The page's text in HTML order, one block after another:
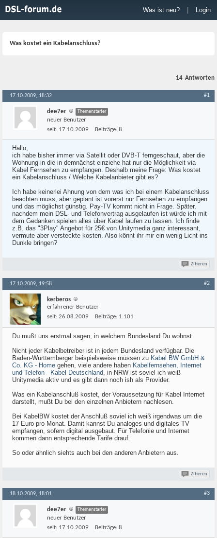
Was ist neu? Login
Was kostet ein Kabelanschluss?
14 Antworten
17.10.2009, 18:32 #1
dee7er Themenstarter
neuer Benutzer
seit: 17.10.2009 Beiträge: 8
Hallo,
ich habe bisher immer via Satellit oder DVB-T ferngeschaut, aber die
Wohnung in die in demnächst einziehe hat nur die Möglichkeit via
Kabel Fernsehen zu empfangen. Deshalb meine Frage: Was kostet
ein Kabelanschluss / Welche Kabelanbieter gibt es?
Ich habe keinerlei Ahnung von dem was ich bei einem Kabelanschluss
beachten muss, aber geplant ist vorerst nur Fernsehen zu empfangen
und das möglichst günstig. Pay-TV kommt nicht in Frage. Später,
nachdem mein DSL- und Telefonvertrag ausgelaufen ist würde ich mit
dem Gedanken spielen alles über Kabel laufen zu lassen. Ich finde
z.B. das "3Play" Angebot für 25€ von Unitymedia ganz interessant,
vermute aber versteckte kosten. Also könnt ihr mir ein wenig Licht ins
Dunkle bringen?
Zitieren
17.10.2009, 19:58 #2
kerberos
erfahrener Benutzer
seit: 26.08.2009 Beiträge: 1.101
Du mußt uns erstmal sagen, in welchem Bundesland Du wohnst.
Nicht jeder Kabelbetreiber ist in jedem Bundesland verfügbar. Die
Baden-Württemberger beispielsweise müssen zu Kabel BW GmbH &
Co. KG - Home gehen, viele andere haben Kabelfernsehen, Internet
und Telefon - Kabel Deutschland, in NRW ist soviel ich weiß
Unitymedia aktiv und es gibt dann noch ish als Provider.
Was ein Kabelanschluß kostet, der Voraussetzung für Kabel Internet
darstellt, mußt Du bei den einzelnen Anbietern nachlesen.
Bei KabelBW kostet der Anschluß soviel ich weiß irgendwas um die
17 Euro pro Monat. Damit kannst Du analoges und digitales TV
empfangen, sofern digital ausgebaut. Für Telefonie und Internet
kommen dann entsprechende Tarife drauf.
So oder ähnlich siehts auch bei den anderen Anbietern aus.
Zitieren
18.10.2009, 18:01 #3
dee7er Themenstarter
neuer Benutzer
seit: 17.10.2009 Beiträge: 8